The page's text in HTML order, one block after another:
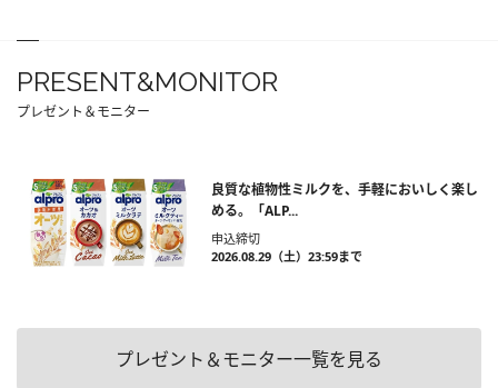
PRESENT&MONITOR
プレゼント＆モニター
良質な植物性ミルクを、手軽においしく楽し
める。「ALP...
申込締切
2026.08.29（土）23:59まで
プレゼント＆モニター一覧を見る